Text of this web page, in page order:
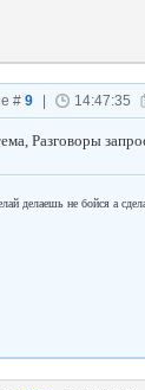
# 9 14:47:35
Разговоры
делаешь не бойся а